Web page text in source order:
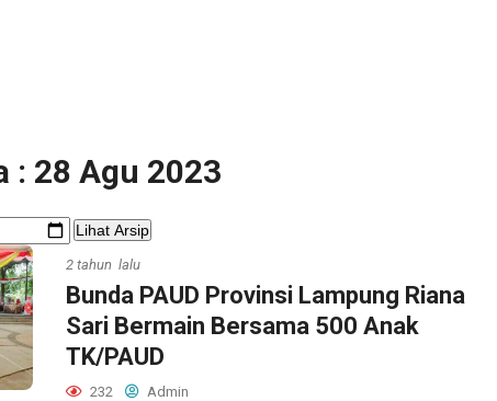
: 28 Agu 2023
Lihat Arsip
2 tahun lalu
Bunda PAUD Provinsi Lampung Riana
Sari Bermain Bersama 500 Anak
TK/PAUD
232 Admin